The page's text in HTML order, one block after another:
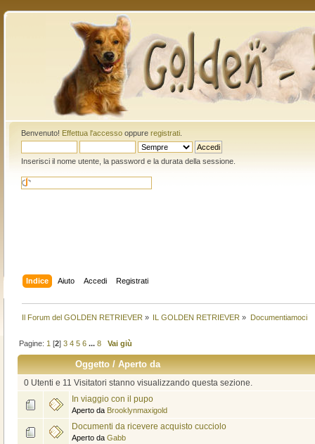
Benvenuto! Effettua l'accessooppure registrati.
Inserisci il nome utente, la password e la durata della sessione.
Indice Aiuto Accedi Registrati
Il Forum del GOLDEN RETRIEVER » IL GOLDEN RETRIEVER » Documentiamoci
Pagine: 1 [2]3 4 5 6 ...8 Vai giù
Oggetto/Aperto da
0 Utenti e 11 Visitatori stanno visualizzando questa sezione.
In viaggio con il pupo
Aperto da Brooklynmaxigold
Documenti da ricevere acquisto cucciolo
Aperto da Gabb